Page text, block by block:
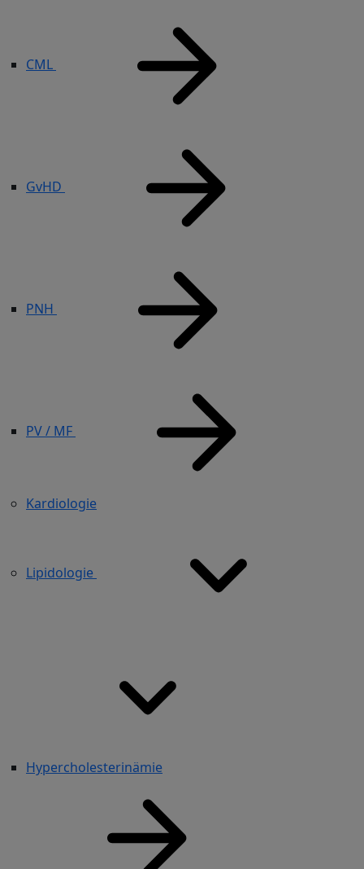
CML
GvHD
PNH
PV / MF
Kardiologie
Lipidologie
Hypercholesterinämie